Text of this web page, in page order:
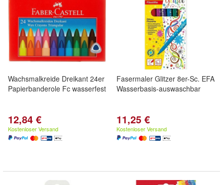
Wachsmalkreide Dreikant 24er
Papierbanderole Fc wasserfest
12,84 €
Kostenloser Versand
Fasermaler Glitzer 8er-Sc. EFA
Wasserbasis-auswaschbar
11,25 €
Kostenloser Versand